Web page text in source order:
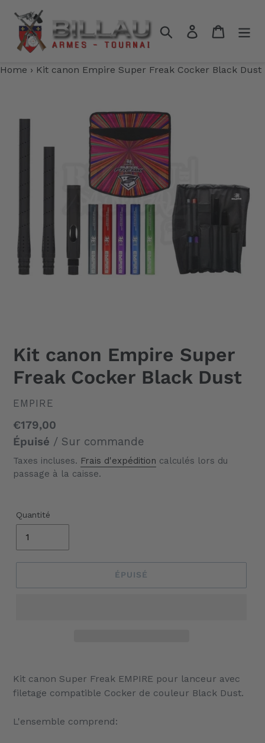
contenu
RechercherSe connecter
Panier
Home › Kit canon Empire Super Freak Cocker Black Dust
Kit canon Empire Super
Freak Cocker Black Dust
DISTRIBUTEUR
EMPIRE
Prix
normal
€179,00
Épuisé / Sur commande
Taxes incluses. Frais d'expédition calculés lors du
passage à la caisse.
Quantité
ÉPUISÉ
à
panier
Kit canon Super Freak EMPIRE pour lanceur avec
filetage compatible Cocker de couleur Black Dust.
L'ensemble comprend: